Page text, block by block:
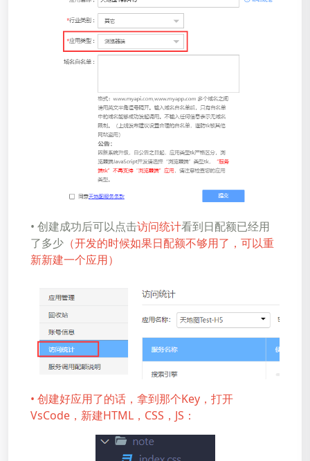
• 创建成功后可以点击访问统计看到日配额已经用
了多少 （开发的时候如果日配额不够用了，可以重
新新建一个应用）
• 创建好应用了的话，拿到那个Key，打开
VsCode，新建HTML，CSS，JS：